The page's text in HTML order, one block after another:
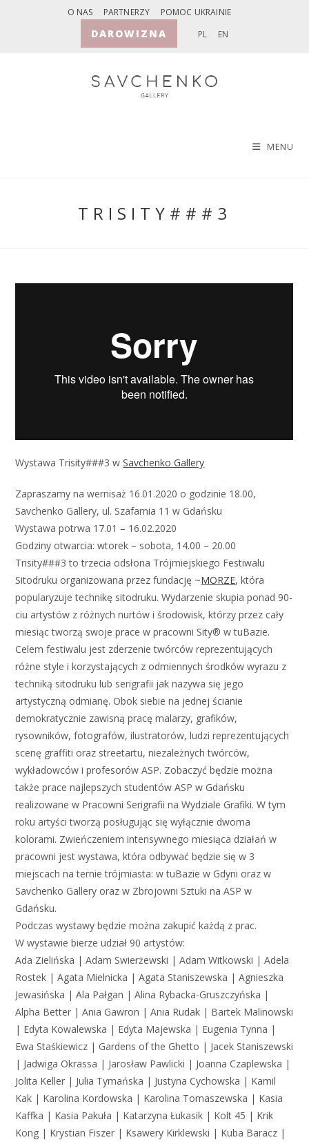
O NAS PARTNERZY POMOC UKRAINIE
DAROWIZNA PL EN
MENU
TRISITY###3
Wystawa Trisity###3 wSavchenko Gallery
Zapraszamy na wernisaż 16.01.2020 o godzinie 18.00,
Savchenko Gallery, ul. Szafarnia 11 w Gdańsku
Wystawa potrwa 17.01 – 16.02.2020
Godziny otwarcia: wtorek – sobota, 14.00 – 20.00
Trisity###3 to trzecia odsłona Trójmiejskiego Festiwalu
Sitodruku organizowana przez fundację ~MORZE, która
popularyzuje technikę sitodruku. Wydarzenie skupia ponad 90-
ciu artystów z różnych nurtów i środowisk, którzy przez cały
miesiąc tworzą swoje prace w pracowni Sity® w tuBazie.
Celem festiwalu jest zderzenie twórców reprezentujących
różne style i korzystających z odmiennych środków wyrazu z
techniką sitodruku lub serigrafii jak nazywa się jego
artystyczną odmianę. Obok siebie na jednej ścianie
demokratycznie zawisną pracę malarzy, grafików,
rysowników, fotografów, ilustratorów, ludzi reprezentujących
scenę graffiti oraz streetartu, niezależnych twórców,
wykładowców i profesorów ASP. Zobaczyć będzie można
także prace najlepszych studentów ASP w Gdańsku
realizowane w Pracowni Serigrafii na Wydziale Grafiki. W tym
roku artyści tworzą posługując się wyłącznie dwoma
kolorami. Zwieńczeniem intensywnego miesiąca działań w
pracowni jest wystawa, która odbywać będzie się w 3
miejscach na ternie trójmiasta: w tuBazie w Gdyni oraz w
Savchenko Gallery oraz w Zbrojowni Sztuki na ASP w
Gdańsku.
Podczas wystawy będzie można zakupić każdą z prac.
W wystawie bierze udział 90 artystów:
Ada Zielińska | Adam Swierżewski | Adam Witkowski | Adela
Rostek | Agata Mielnicka | Agata Staniszewska | Agnieszka
Jewasińska | Ala Pałgan | Alina Rybacka-Gruszczyńska |
Alpha Better | Ania Gawron | Ania Rudak | Bartek Malinowski
| Edyta Kowalewska | Edyta Majewska | Eugenia Tynna |
Ewa Staśkiewicz | Gardens of the Ghetto | Jacek Staniszewski
| Jadwiga Okrassa | Jarosław Pawlicki | Joanna Czaplewska |
Jolita Keller | Julia Tymańska | Justyna Cychowska | Kamil
Kak | Karolina Kordowska | Karolina Tomaszewska | Kasia
Kaffka | Kasia Pakuła | Katarzyna Łukasik | Kolt 45 | Krik
Kong | Krystian Fiszer | Ksawery Kirklewski | Kuba Baracz |